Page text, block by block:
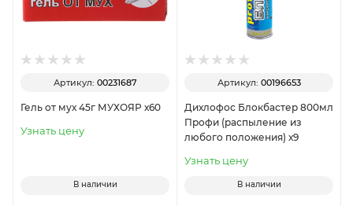
Артикул: 00231687
Гель от мух 45г МУХОЯР х60
Узнать цену
В наличии
Артикул: 00196653
Дихлофос Блокбастер 800мл
Профи (распыление из
любого положения) х9
Узнать цену
В наличии